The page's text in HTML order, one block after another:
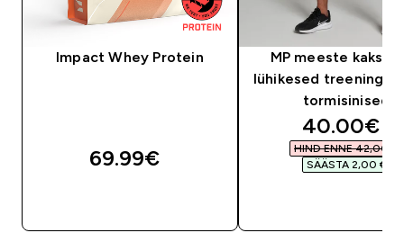
Impact Whey Protein
69.99€‎
MP meeste kaks-
lühikesed
tormisinised
40.00€‎
HIND ENNE 42,00 €‎
SÄÄSTA 2,00 €‎